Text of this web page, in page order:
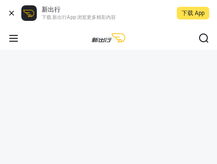
新出行
下载 新出行App 浏览更多精彩内容
下载 App